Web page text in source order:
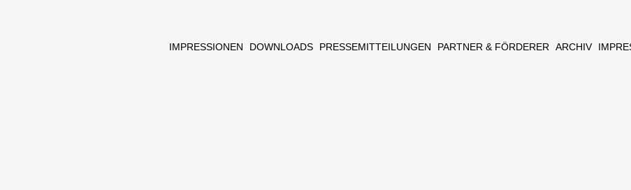
IMPRESSIONEN DOWNLOADS PRESSEMITTEILUNGEN PARTNER & FÖRDERER ARCHIV